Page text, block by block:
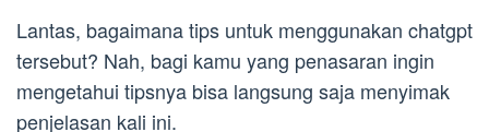
Lantas, bagaimana tips untuk menggunakan chatgpt
tersebut? Nah, bagi kamu yang penasaran ingin
mengetahui tipsnya bisa langsung saja menyimak
penjelasan kali ini.